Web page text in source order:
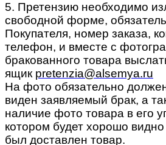
5. Претензию необходимо
свободной форме,
Покупателя, номер заказа,
телефон, и вместе с
бракованного товара
ящик pretenzia@alsemya.ru
На фото обязательно
виден заявляемый брак, а
наличие фото товара в его
котором будет хорошо
был доставлен товар.